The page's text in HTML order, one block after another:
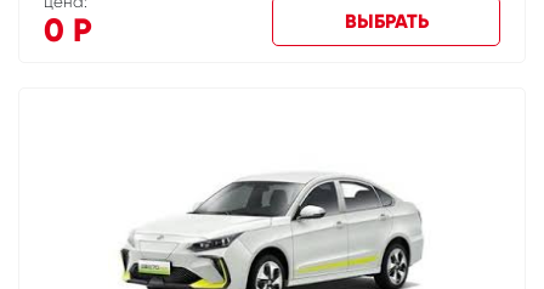
0 Р ВЫБРАТЬ